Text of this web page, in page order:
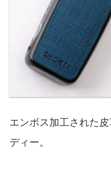
エンボス加工された
ディー。